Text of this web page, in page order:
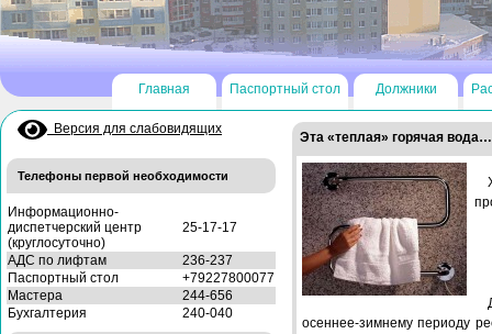
Главная Паспортный стол Должники
Версия для слабовидящих
Телефоны первой необходимости
Информационно-
диспетчерский центр
(круглосуточно)
25-17-17
АДС по лифтам
236-237
Паспортный стол
+79227800077
Мастера
244-656
Бухгалтерия
240-040
Эта «теплая» горячая вода…
осеннее-зимнему периоду